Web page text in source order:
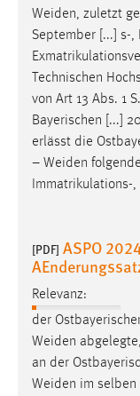
Weiden, zuletzt
September [...] s-,
Technischen
von Art 13 Abs. 1
Bayerischen [...]
erlässt die
– Weiden
Immatrikulations-
[PDF] ASPO
Relevanz:
der
Weiden
an der
Weiden im selben